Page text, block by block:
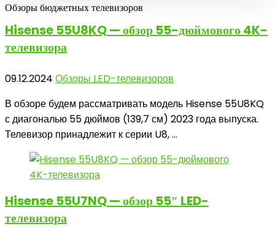
Обзоры бюджетных телевизоров
Hisense 55U8KQ— обзор 55-дюймового 4K-
телевизора
09.12.2024 Обзоры LED-телевизоров
В обзоре будем рассматривать модель Hisense 55U8KQ
с диагональю 55 дюймов (139,7 см) 2023 года выпуска.
Телевизор принадлежит к серии U8, ...
Hisense 55U7NQ— обзор 55″ LED-
телевизора